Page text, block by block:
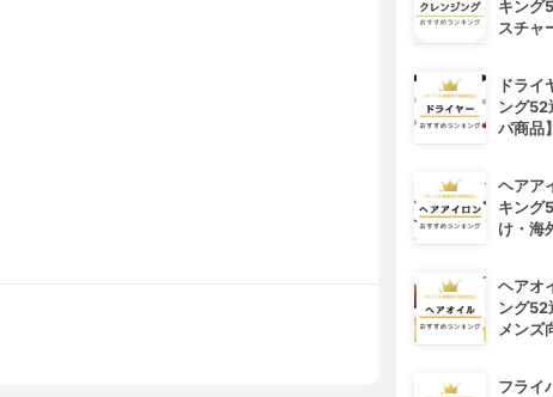
キング
スチャ
ドライ
ング52
パ商品】
ヘアア
キング
け・海
ヘアオ
ング52
メンズ
フライ